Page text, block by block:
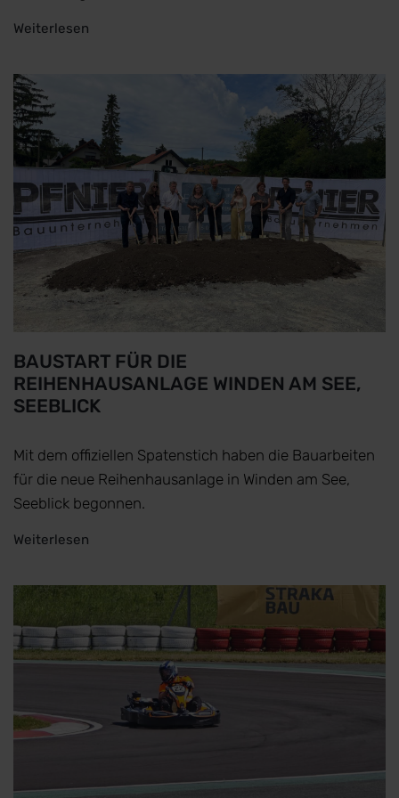
Weiterlesen
BAUSTART FÜR DIE
REIHENHAUSANLAGE WINDEN AM SEE,
SEEBLICK
Mit dem offiziellen Spatenstich haben die Bauarbeiten
für die neue Reihenhausanlage in Winden am See,
Seeblick begonnen.
Weiterlesen